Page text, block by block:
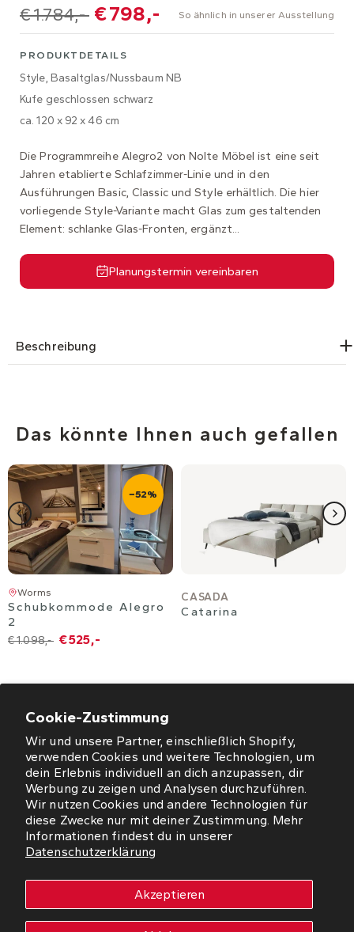
Cookie-Zustimmung
Wir und unsere Partner, einschließlich Shopify,
verwenden Cookies und weitere Technologien, um
dein Erlebnis individuell an dich anzupassen, dir
Werbung zu zeigen und Analysen durchzuführen.
Wir nutzen Cookies und andere Technologien für
diese Zwecke nur mit deiner Zustimmung. Mehr
Informationen findest du in unserer
Datenschutzerklärung
Akzeptieren
€ 1.784,- € 798,- So ähnlich in unserer Ausstellung
PRODUKTDETAILS
Style, Basaltglas/Nussbaum NB
Kufe geschlossen schwarz
ca. 120 x 92 x 46 cm
Die Programmreihe Alegro2 von Nolte Möbel ist eine seit
Jahren etablierte Schlafzimmer-Linie und in den
Ausführungen Basic, Classic und Style erhältlich. Die hier
vorliegende Style-Variante macht Glas zum gestaltenden
Element: schlanke Glas-Fronten, ergänzt...
Planungstermin vereinbaren
Beschreibung
Das könnte Ihnen auch gefallen
−52%
Worms
Schubkommode Alegro
2
€ 1.098,- € 525,-
CASADA
Catarina
ÖFFNUNGSZEITEN
NEWSLETTER
SO FINDEN SIE UNS
WORMS
Copyright © 2026 Westfalia Möbel-Peeck GmbH. Alle Rechte